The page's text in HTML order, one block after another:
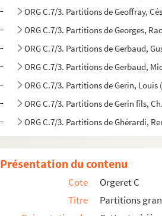
ORG C.7/3. Partitions de Geoffray,
ORG C.7/3. Partitions de Georges,
ORG C.7/3. Partitions de Gerbaud,
ORG C.7/3. Partitions de Gerbaud,
ORG C.7/3. Partitions de Gerin,
ORG C.7/3. Partitions de Gerin fils,
ORG C.7/3. Partitions de Ghérardi,
ORG C.7/3. Partitions de Gietz,
ORG C.7/3. Partitions de Gillet,
ORG C.7/3. Partitions de Girard,
Présentation du contenu
Cote
Orgeret C
Titre
Partitions